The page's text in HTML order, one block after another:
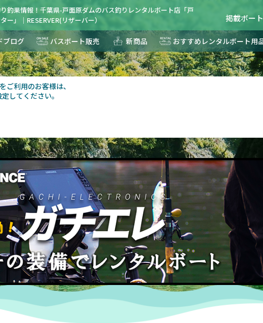
釣果情報！千葉県-戸面原ダムのバス釣りレンタルボート店「戸
ー」｜RESERVER(リザーバー）
掲載ボー
ブログ バスボート販売 新商品 おすすめレンタルボート用
利用のお客様は、
してください。